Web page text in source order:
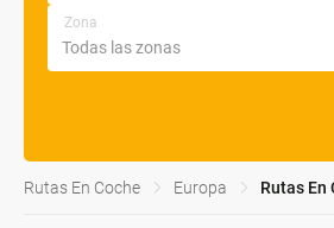
Zona
Rutas En Coche Europa Rutas En